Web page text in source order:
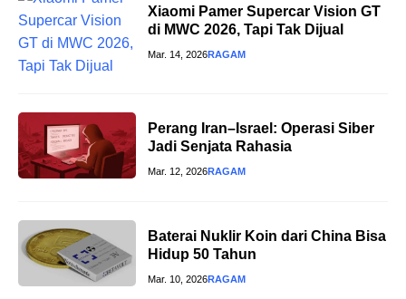
Xiaomi Pamer Supercar Vision GT
di MWC 2026, Tapi Tak Dijual
Mar. 14, 2026RAGAM
Perang Iran–Israel: Operasi Siber
Jadi Senjata Rahasia
Mar. 12, 2026RAGAM
Baterai Nuklir Koin dari China Bisa
Hidup 50 Tahun
Mar. 10, 2026RAGAM